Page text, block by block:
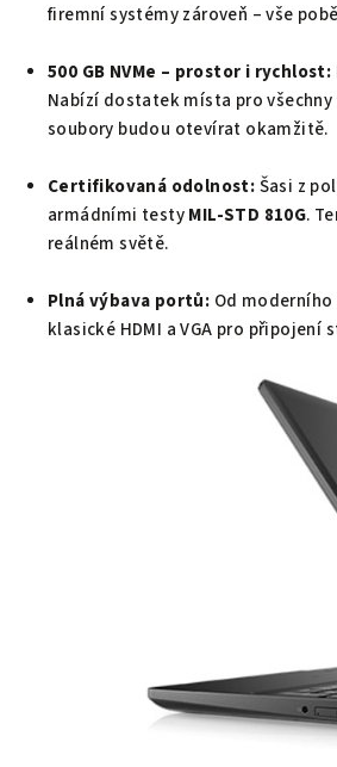
firemní systémy zároveň – vše
500 GB NVMe – prostor i rychlost:
Nabízí dostatek místa pro
soubory budou otevírat okamžitě.
Certifikovaná odolnost:Šasi z
armádními testyMIL-STD 810G.
reálném světě.
Plná výbava portů: Od moderního
klasické HDMI a VGA pro